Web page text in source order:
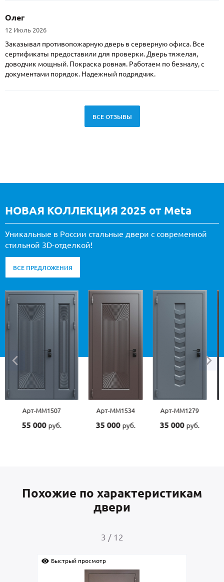
Олег
12 Июль 2026
Заказывал противопожарную дверь в серверную офиса. Все
сертификаты предоставили для проверки. Дверь тяжелая,
доводчик мощный. Покраска ровная. Работаем по безналу, с
документами порядок. Надежный подрядчик.
ВСЕ ОТЗЫВЫ
НОВАЯ КОЛЛЕКЦИЯ 2025 от Meta
Уникальные в России стальные двери с современной
стильной 3D-отделкой!
ВСЕ ПРЕДЛОЖЕНИЯ
Арт-ММ1507
55 000 руб.
Арт-ММ1534
35 000 руб.
Арт-ММ1279
35 000 руб.
Похожие по характеристикам
двери
3 / 12
Быстрый просмотр